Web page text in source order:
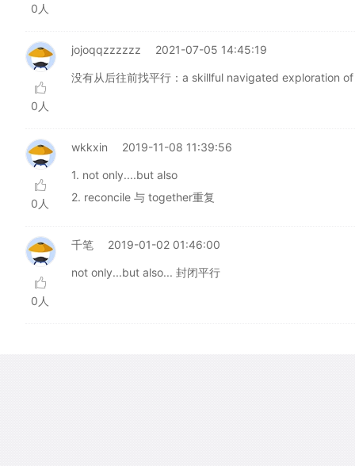
0人
0人
jojoqqzzzzzz 2021-07-05 14:45:19
没有从后往前找平行：a skillful navigated exploration
0人
wkkxin 2019-11-08 11:39:56
1. not only....but also
2. reconcile 与 together重复
0人
千笔 2019-01-02 01:46:00
not only...but also... 封闭平行